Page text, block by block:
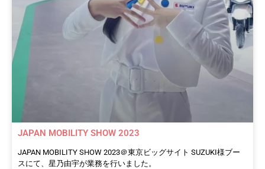
JAPAN MOBILITY SHOW 2023
JAPAN MOBILITY SHOW 2023＠東京ビッグサイト SUZUKI様ブー
スにて、星乃由宇が業務を行いました。